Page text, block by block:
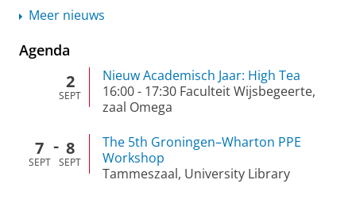
Meer nieuws
Agenda
2
SEPT
Nieuw Academisch Jaar: High Tea
16:00- 17:30Faculteit Wijsbegeerte,
zaal Omega
7
SEPT
8
SEPT
The 5th Groningen–Wharton PPE
Workshop
Tammeszaal, University Library